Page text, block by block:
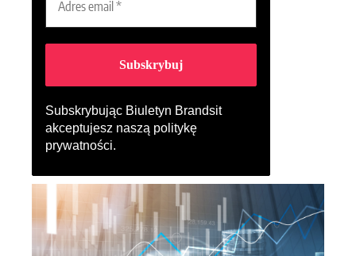
Subskrybując Biuletyn Brandsit
akceptujesz naszą politykę
prywatności.